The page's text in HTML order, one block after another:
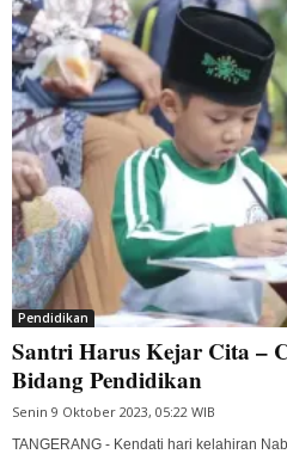
Pendidikan
Santri Harus Kejar Cita –
Bidang Pendidikan
Senin 9 Oktober 2023, 05:22 WIB
TANGERANG - Kendati hari kelahiran